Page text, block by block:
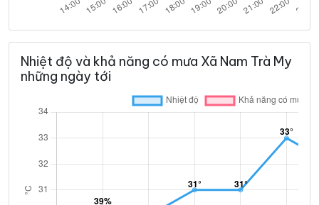
Nhiệt độ và khả năng có mưa Xã Nam Trà My
những ngày tới